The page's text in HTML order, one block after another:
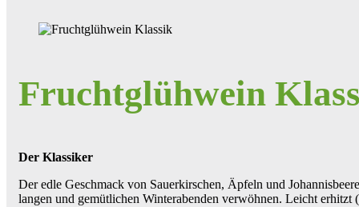
Fruchtglühwein
Der Klassiker
Der edle Geschmack von Sauerkirschen, Äpfeln und
langen und gemütlichen Winterabenden verwöhnen. Leicht